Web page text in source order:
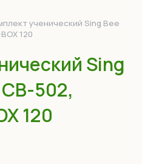
ученический Sing Bee
120
Sing
СВ-502,
120